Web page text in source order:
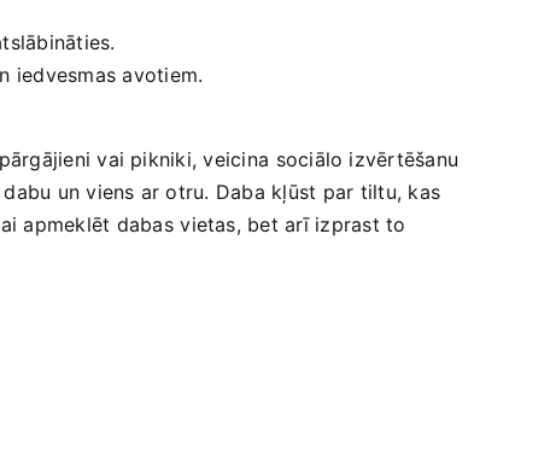
⁤iedvesmas avotiem.
vai ​pikniki, veicina ⁢sociālo izvērtēšanu⁣
un viens ar otru. Daba kļūst par⁢ tiltu, kas
apmeklēt‌ dabas⁣ vietas, bet arī izprast to